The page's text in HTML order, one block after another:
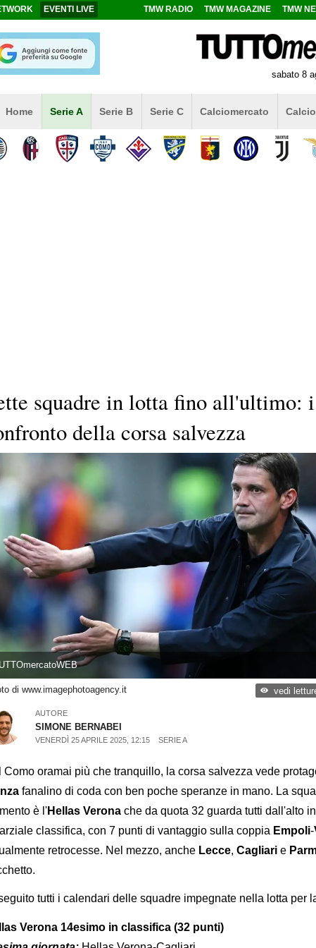
EVENTI LIVE TMW RADIO TMW MAGAZINE TMW
sabato 8
Home Serie A Serie B Serie C Calciomercato
squadre in lotta fino all'ultimo:
della corsa salvezza
di www.imagephotoagency.it vedi
AUTORE
SIMONE BERNABEI
VENERDÌ 25 APRILE 2025, 12:15 SERIE A
Como oramai più che tranquillo, la corsa salvezza vede
fanalino di coda con ben poche speranze in mano. La
è l'Hellas Verona che da quota 32 guarda tutti dall'alto
classifica, con 7 punti di vantaggio sulla coppia Empoli-
retrocesse. Nel mezzo, anche Lecce, Cagliari e
tutti i calendari delle squadre impegnate nella lotta per
Verona 14esimo in classifica (32 punti)